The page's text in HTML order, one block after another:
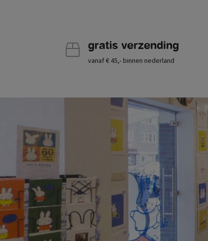
gratis verzending
vanaf € 45,- binnen nederland